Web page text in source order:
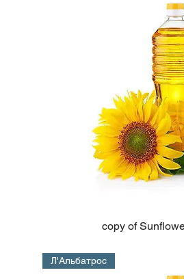
Турция является крупным
производителем и
включая пшеницу, ячмень,
рис. Страна является
крупнейших
экспортеров пшеницы в
политикой,
сельского хозяйства.
copy of
Л'Альбатрос